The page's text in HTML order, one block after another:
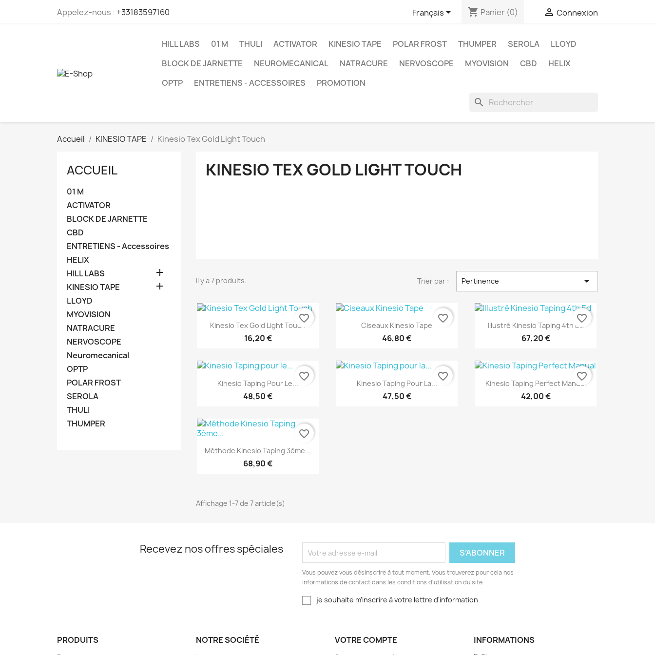
Appelez-nous : +33183597160 Français shopping_cart Panier (0)  Connexion
HILL LABS 01 M THULI ACTIVATOR KINESIO TAPE POLAR FROST THUMPER SEROLA
LLOYD
BLOCK DE JARNETTE
NEUROMECANICAL NATRACURE NERVOSCOPE MYOVISION CBD
HELIX
OPTP
ENTRETIENS - ACCESSOIRES PROMOTION
search
Accueil KINESIO TAPE Kinesio Tex Gold Light Touch
ACCUEIL
01 M
ACTIVATOR
BLOCK DE JARNETTE
CBD
ENTRETIENS - Accessoires
HELIX
HILL LABS

KINESIO TAPE 
LLOYD
MYOVISION
NATRACURE
NERVOSCOPE
Neuromecanical
OPTP
POLAR FROST
SEROLA
THULI
THUMPER
KINESIO TEX GOLD LIGHT TOUCH
Il y a 7 produits. Trier par : Pertinence 
Aperçu rapide
Kinesio Tex Gold Light Touch
16,20 €
favorite_border Aperçu rapide
Ciseaux Kinesio Tape
46,80 €
favorite_border Aperçu rapide
Illustré Kinesio Taping 4th Ed
67,20 €
favorite_border
Aperçu rapide
Kinesio Taping Pour Le...
48,50 €
favorite_border Aperçu rapide
Kinesio Taping Pour La...
47,50 €
favorite_border Aperçu rapide
Kinesio Taping Perfect Manual
42,00 €
favorite_border
 Aperçu rapide
Méthode Kinesio Taping 3ème...
68,90 €
favorite_border
Affichage 1-7 de 7 article(s)
Recevez nos offres spéciales
Vous pouvez vous désinscrire à tout moment. Vous trouverez pour cela nos
informations de contact dans les conditions d'utilisation du site.
je souhaite m’inscrire à votre lettre d'information
PRODUITS NOTRE SOCIÉTÉ VOTRE COMPTE INFORMATIONS